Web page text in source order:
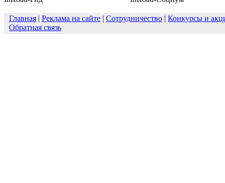
Главная | Реклама на сайте | Сотрудничество | Конкурсы и
Обратная связь